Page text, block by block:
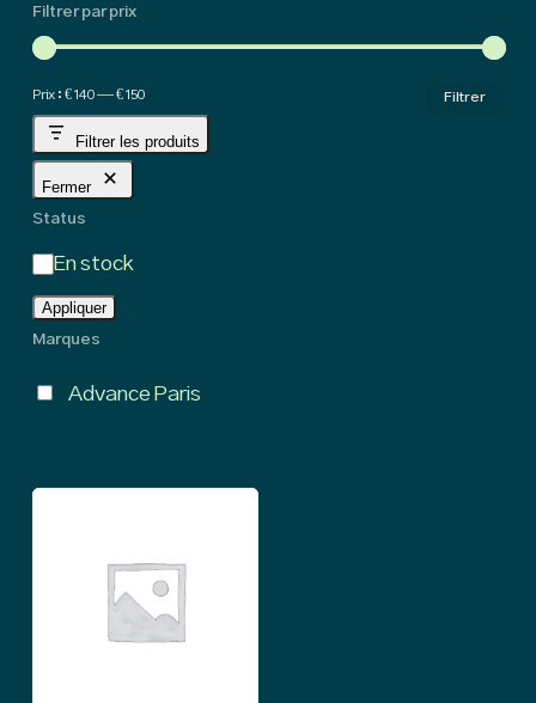
Filtrer par prix
Filtrer
Prix : € 140—€ 150
Filtrer les produits
Fermer
Status
ÉtatEn stock
Appliquer
Marques
Advance Paris